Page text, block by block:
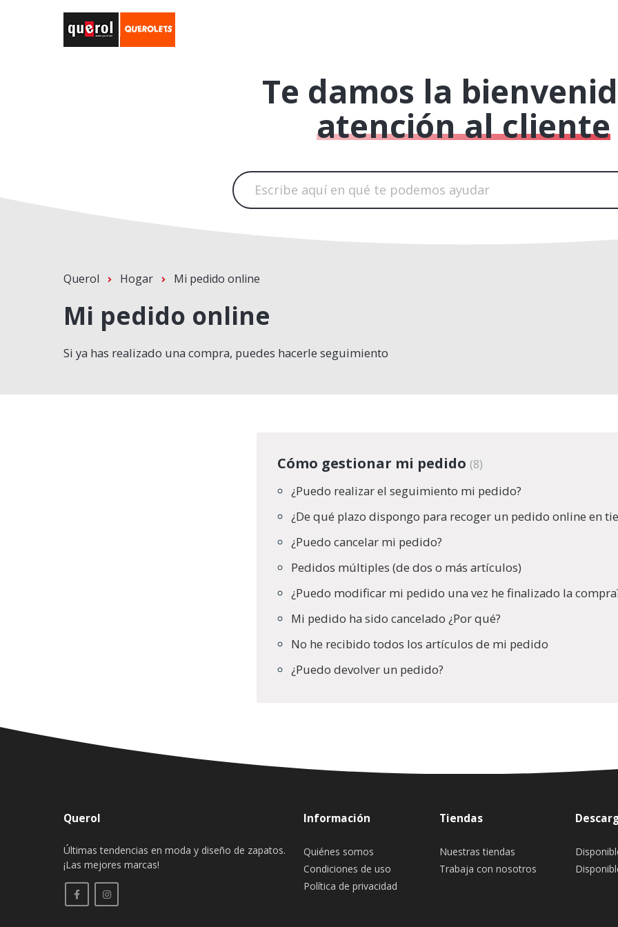
Te damos la
atención al cliente
Querol Hogar Mi pedido online
Mi pedido online
Si ya has realizado una compra, puedes hacerle seguimiento
Cómo gestionar mi pedido 8
¿Puedo realizar el seguimiento mi pedido?
¿De qué plazo dispongo para recoger un pedido online en
¿Puedo cancelar mi pedido?
Pedidos múltiples (de dos o más artículos)
¿Puedo modificar mi pedido una vez he finalizado la
Mi pedido ha sido cancelado ¿Por qué?
No he recibido todos los artículos de mi pedido
¿Puedo devolver un pedido?
Querol
Últimas tendencias en moda y diseño de zapatos.
¡Las mejores marcas!
Información
Quiénes somos
Condiciones de uso
Política de privacidad
Tiendas
Nuestras tiendas
Trabaja con nosotros